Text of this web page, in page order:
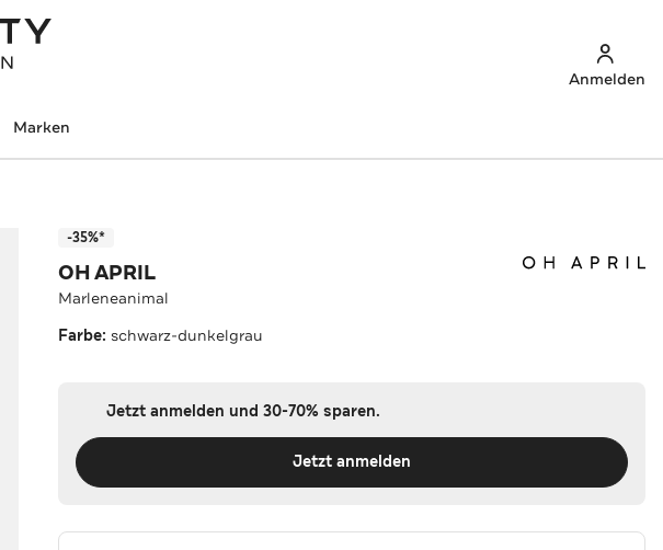
Anmelden
Marken
-35%*
OH APRIL
Marleneanimal
Farbe: schwarz-dunkelgrau
Jetzt anmelden und 30-70% sparen.
Jetzt anmelden